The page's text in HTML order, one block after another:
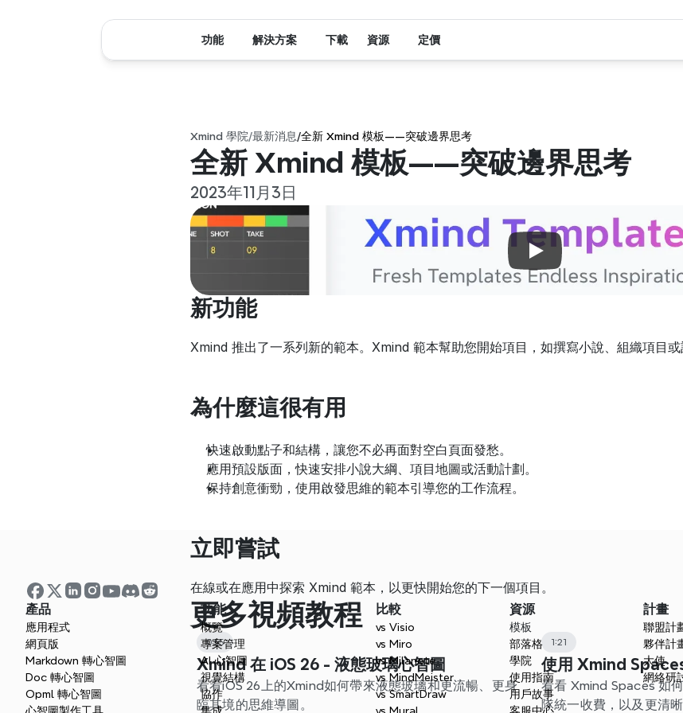
Xmind 學院/最新消息 /全新 Xmind 模板——突破邊界思考
全新 Xmind 模板——突破邊界思考
2023年11月3日
新功能
Xmind 推出了一系列新的範本。Xmind 範本幫助您開始項目，如撰寫小說、組織項目或
為什麼這很有用
快速啟動點子和結構，讓您不必再面對空白頁面發愁。
應用預設版面，快速安排小說大綱、項目地圖或活動計劃。
保持創意衝勁，使用啟發思維的範本引導您的工作流程。
立即嘗試
在線或在應用中探索 Xmind 範本，以更快開始您的下一個項目。
更多視頻教程
0:55
Xmind 在 iOS 26 - 液態玻璃心智圖
看看iOS 26上的Xmind如何帶來液態玻璃和更流暢、更身
臨其境的思維導圖。
1:21
使用 Xmind
看看 Xmind Spaces 如
隊統一收費，以及更清
產品
應用程式
網頁版
Markdown 轉心智圖
Doc 轉心智圖
Opml 轉心智圖
心智圖製作工具
功能
概覽
專案管理
AI 心智圖
視覺結構
協作
集成
比較
vs Visio
vs Miro
vs Milanote
vs MindMeister
vs SmartDraw
vs Mural
資源
模板
部落格
學院
使用指南
用戶故事
客服中心
計畫
聯盟計
夥伴計
大使
網絡研
功能 解決方案 下載 資源 定價